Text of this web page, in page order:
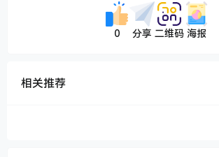
0 分享 二维码 海报
相关推荐